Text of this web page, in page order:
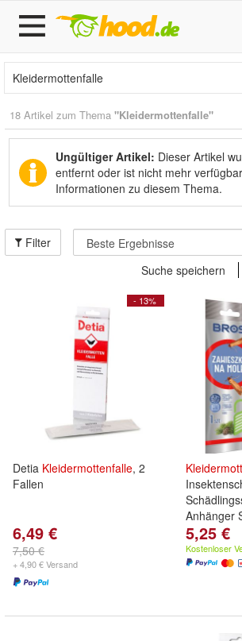
18 Artikel zum Thema "Kleidermottenfalle"
Ungültiger Artikel: Dieser Artikel
entfernt oder ist nicht mehr
Informationen zu diesem Thema.
Filter
Suche speichern
- 13%
Detia Kleidermottenfalle, 2
Fallen
6,49 €
7,50 €
+ 4,90 € Versand
Anhänger
5,25 €
Kostenloser